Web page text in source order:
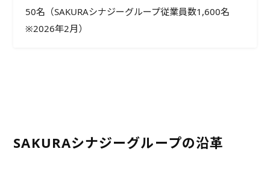
50名（SAKURAシナジーグループ従業員数1,600名
※2026年2月）
SAKURAシナジーグループの沿革